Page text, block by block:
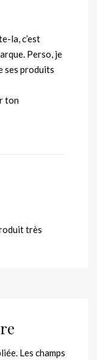
la, c’est
Perso, je
ses produits
ton
très
Les champs